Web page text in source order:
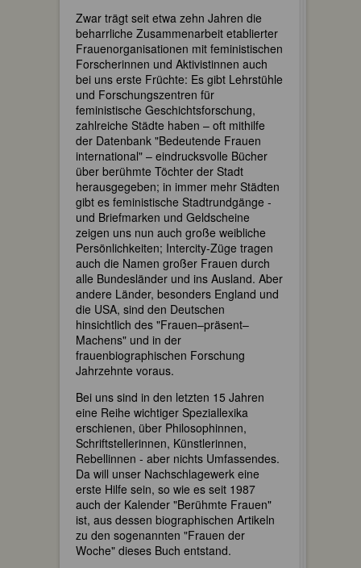
Zwar trägt seit etwa zehn Jahren die
beharrliche Zusammenarbeit etablierter
Frauenorganisationen mit feministischen
Forscherinnen und Aktivistinnen auch
bei uns erste Früchte: Es gibt Lehrstühle
und Forschungszentren für
feministische Geschichtsforschung,
zahlreiche Städte haben – oft mithilfe
der Datenbank "Bedeutende Frauen
international" – eindrucksvolle Bücher
über berühmte Töchter der Stadt
herausgegeben; in immer mehr Städten
gibt es feministische Stadtrundgänge -
und Briefmarken und Geldscheine
zeigen uns nun auch große weibliche
Persönlichkeiten; Intercity-Züge tragen
auch die Namen großer Frauen durch
alle Bundesländer und ins Ausland. Aber
andere Länder, besonders England und
die USA, sind den Deutschen
hinsichtlich des "Frauen–präsent–
Machens" und in der
frauenbiographischen Forschung
Jahrzehnte voraus.
Bei uns sind in den letzten 15 Jahren
eine Reihe wichtiger Speziallexika
erschienen, über Philosophinnen,
Schriftstellerinnen, Künstlerinnen,
Rebellinnen - aber nichts Umfassendes.
Da will unser Nachschlagewerk eine
erste Hilfe sein, so wie es seit 1987
auch der Kalender "Berühmte Frauen"
ist, aus dessen biographischen Artikeln
zu den sogenannten "Frauen der
Woche" dieses Buch entstand.